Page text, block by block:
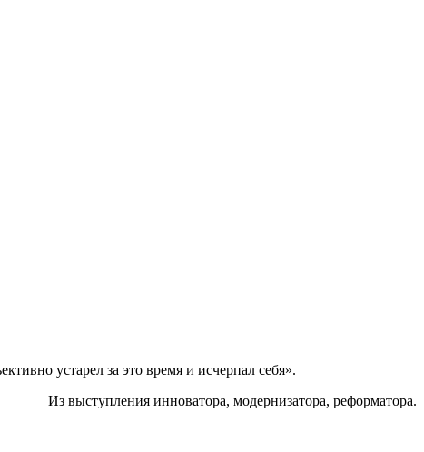
устарел за это время и исчерпал себя».
Из выступления инноватора, модернизатора, реформатора.